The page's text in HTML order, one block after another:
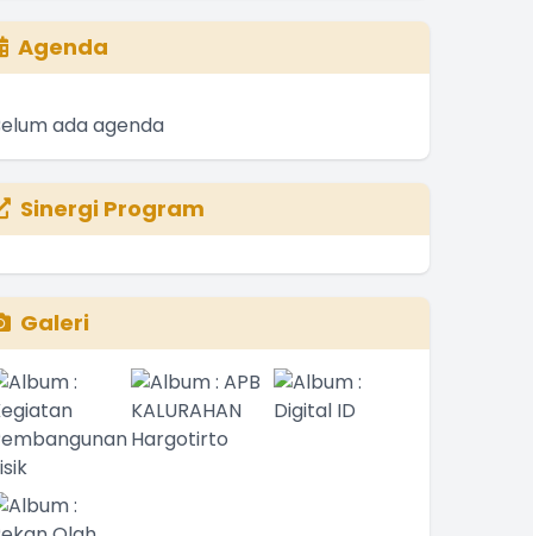
Agenda
ada agenda
Sinergi Program
Galeri